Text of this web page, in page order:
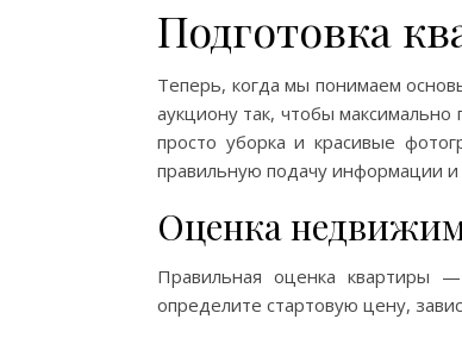
Подготовка
Теперь, когда мы понимаем
аукциону так, чтобы
просто уборка и красивые
правильную подачу информации и
Оценка
Правильная оценка квартиры
определите стартовую цену,